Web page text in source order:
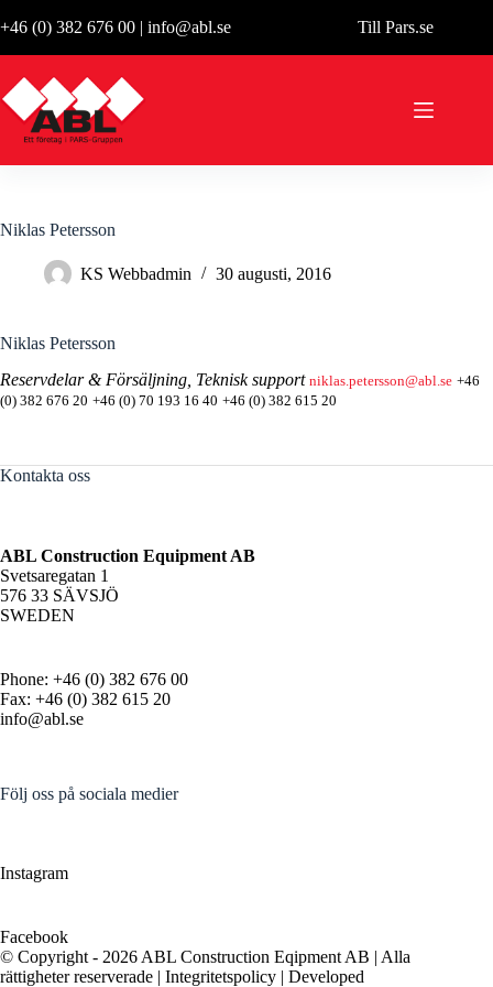
till
+46 (0) 382 676 00 | info@abl.se Till Pars.se
Niklas Petersson
KS Webbadmin 30 augusti, 2016
Niklas Petersson
Reservdelar & Försäljning, Teknisk support niklas.petersson@abl.se +46
(0) 382 676 20 +46 (0) 70 193 16 40 +46 (0) 382 615 20
Kontakta oss
ABL Construction Equipment AB
Svetsaregatan 1
576 33 SÄVSJÖ
SWEDEN
Phone: +46 (0) 382 676 00
Fax: +46 (0) 382 615 20
info@abl.se
Följ oss på sociala medier
Instagram
Facebook
© Copyright - 2026 ABL Construction Eqipment AB | Alla
rättigheter reserverade | Integritetspolicy | Developed